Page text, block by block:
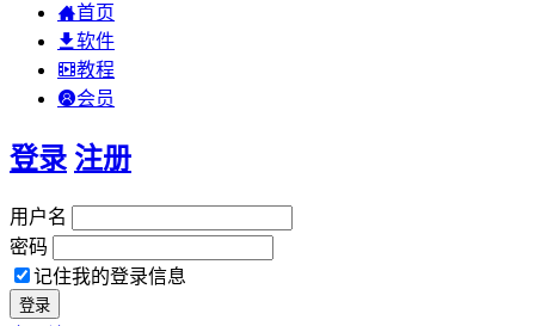
首页
软件
教程
会员
登录 注册
用户名
密码
记住我的登录信息